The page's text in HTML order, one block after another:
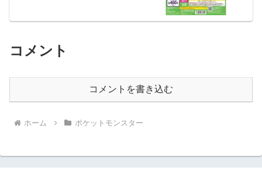
コメント
コメントを書き込む
ホーム ポケットモンスター